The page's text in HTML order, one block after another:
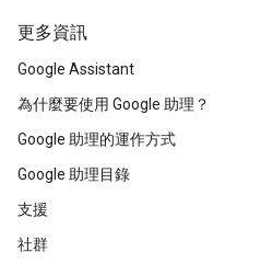
更多資訊
Google Assistant
為什麼要使用 Google 助理？
Google 助理的運作方式
Google 助理目錄
支援
社群